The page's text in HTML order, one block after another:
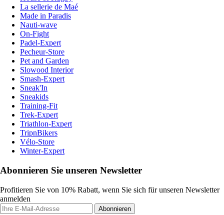
La sellerie de Maé
Made in Paradis
Nauti-wave
On-Fight
Padel-Expert
Pecheur-Store
Pet and Garden
Slowood Interior
Smash-Expert
Sneak'In
Sneakids
Training-Fit
Trek-Expert
Triathlon-Expert
TripnBikers
Vélo-Store
Winter-Expert
Abonnieren Sie unseren Newsletter
Profitieren Sie von 10% Rabatt, wenn Sie sich für unseren Newsletter
anmelden
Abonnieren